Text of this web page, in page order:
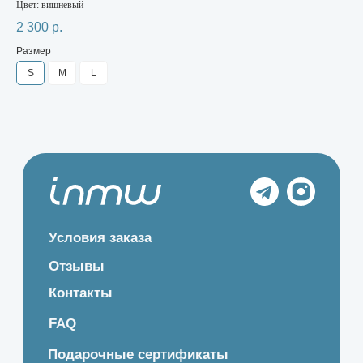
Цвет: вишневый
2 300 р.
Размер
S
M L